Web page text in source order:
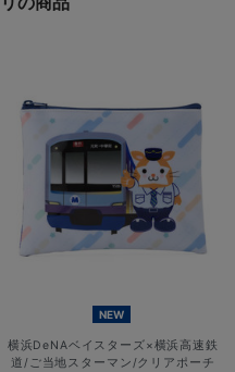
NEW
横浜DeNAベイスターズ×横浜高速鉄
道/ご当地スターマン/クリアポーチ